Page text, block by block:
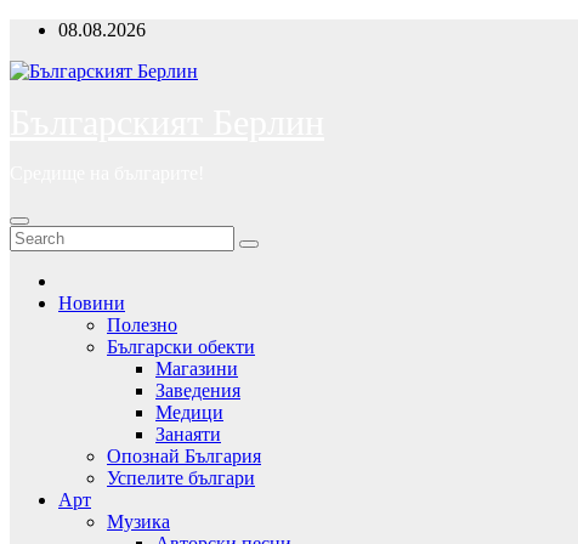
Skip
content
08.08.2026
Новини
Полезно
Български обекти
Магазини
Заведения
Медици
Занаяти
Опознай България
Успелите българи
Арт
Музика